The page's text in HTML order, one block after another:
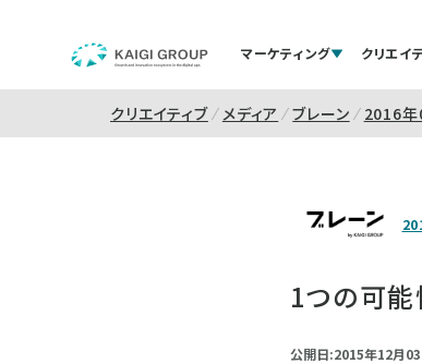
マーケティング クリエイ
クリエイティブ メディア ブレーン 2016年
1つの可
公開日:2015年12月